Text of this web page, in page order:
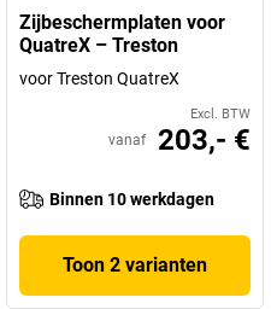
Zijbeschermplaten voor
QuatreX – Treston
voor Treston QuatreX
Excl. BTW
vanaf 203,- €
Binnen 10 werkdagen
Toon 2 varianten